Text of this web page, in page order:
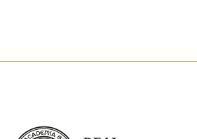
Real Academia Galega